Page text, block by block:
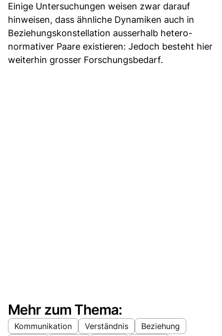
Einige Untersuchungen weisen zwar darauf
hinweisen, dass ähnliche Dynamiken auch in
Beziehungskonstellation ausserhalb hetero-
normativer Paare existieren: Jedoch besteht hier
weiterhin grosser Forschungsbedarf.
Mehr zum Thema:
Kommunikation Verständnis
Beziehung